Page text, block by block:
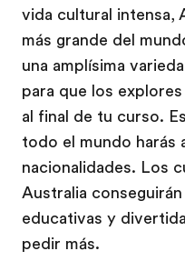
vida cultural intensa,
más grande del
una amplísima
para que los
al final de tu curso.
todo el mundo harás
nacionalidades. Los
Australia
educativas y
pedir más.